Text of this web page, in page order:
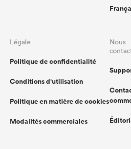
Légale
Politique de confidentialité
Conditions d'utilisation
Politique en matière de cookies
Modalités commerciales
Nous